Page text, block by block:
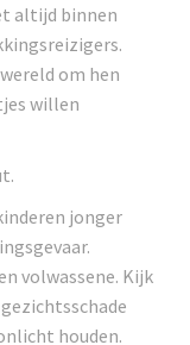
altijd binnen
om hen
willen
jonger
volwassene. Kijk
houden.